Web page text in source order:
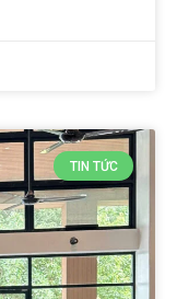
TIN TỨC